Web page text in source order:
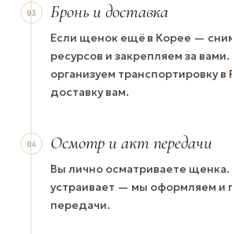
03 Бронь и доставка
Если щенок ещё в Корее —
ресурсов и закрепляем за
организуем транспортировку в
доставку вам.
04 Осмотр и акт передачи
Вы лично осматриваете щенка.
устраивает — мы оформляем и
передачи.